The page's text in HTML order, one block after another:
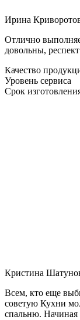
Ирина
Отлично
довольны,
Качество
Уровень сервиса
Срок
Кристина
Всем, кто еще
советую Кухни
спальню. Начиная